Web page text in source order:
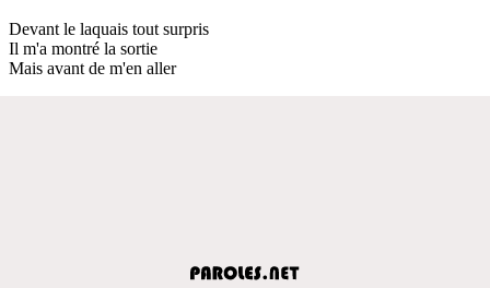
Devant le laquais tout surpris
Il m'a montré la sortie
Mais avant de m'en aller